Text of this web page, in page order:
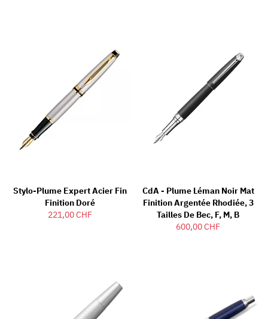
Stylo-Plume Expert Acier Fin
Finition Doré
221,00 CHF
CdA - Plume Léman Noir Mat
Finition Argentée Rhodiée, 3
Tailles De Bec, F, M, B
600,00 CHF